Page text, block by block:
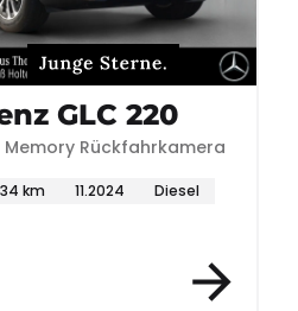
GLC 220
Memory Rückfahrkamera
km 11.2024
Diesel